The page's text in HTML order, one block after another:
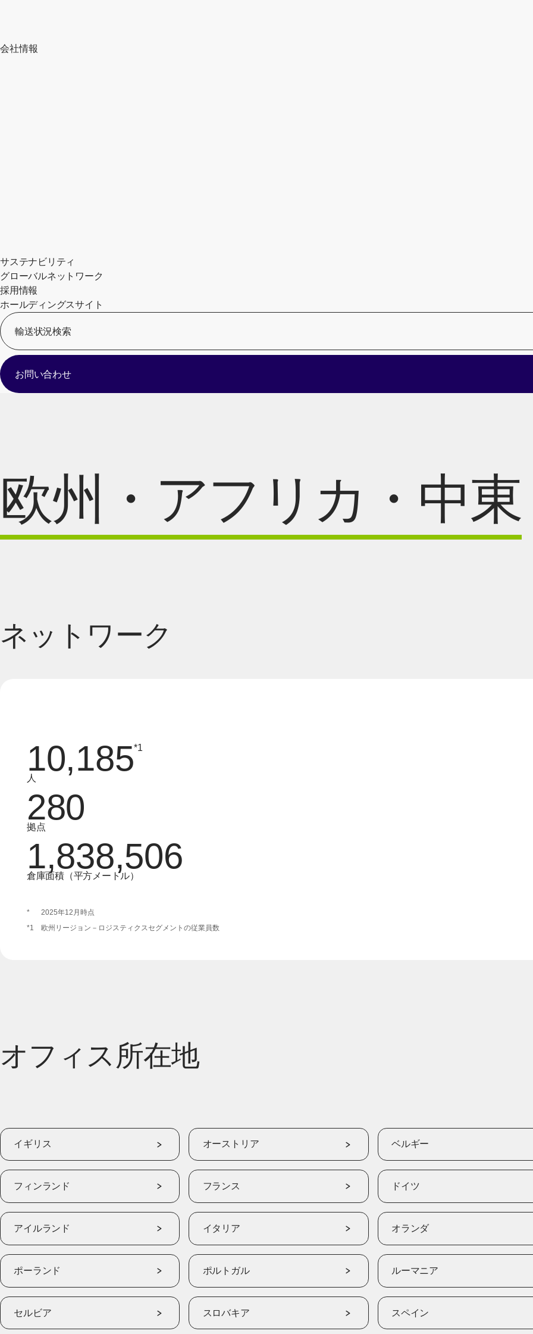
会社情報
サステナビリティ
グローバルネットワーク
採用情報
ホールディングスサイト
輸送状況検索
お問い合わせ
欧州・アフリカ・中東
ネットワーク
10,185*1
人
280
拠点
1,838,506
倉庫面積（平方メートル）
*
2025年12月時点
*1
欧州リージョン－ロジスティクスセグメントの従業員数
オフィス所在地
イギリス オーストリア ベルギー
フィンランド フランス ドイツ
アイルランド イタリア オランダ
ポーランド ポルトガル ルーマニア
セルビア スロバキア スペイン